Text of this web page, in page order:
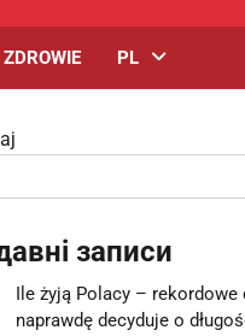
ZDROWIE PL
записи
Ile żyją Polacy – rekordowe
naprawdę decyduje o